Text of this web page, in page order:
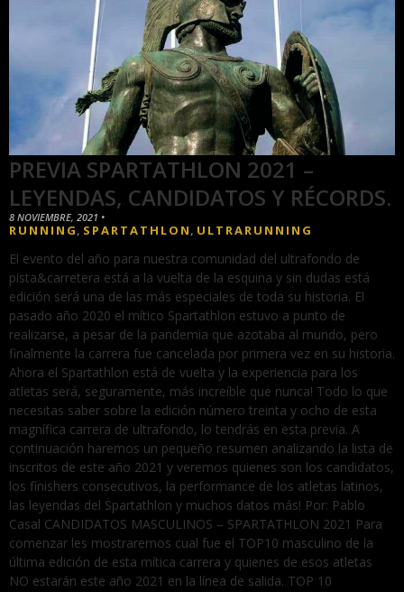
PREVIA SPARTATHLON 2021 –
LEYENDAS, CANDIDATOS Y RÉCORDS.
8 NOVIEMBRE, 2021 •
RUNNING , SPARTATHLON , ULTRARUNNING
El evento del año para nuestra comunidad del ultrafondo de
pista&carretera está a la vuelta de la esquina y sin dudas está
edición será una de las más especiales de toda su historia. El
pasado año 2020 el mítico Spartathlon estuvo a punto de
realizarse, a pesar de la pandemia que azotaba al mundo, pero
finalmente la carrera fue cancelada por primera vez en su historia.
Ahora el Spartathlon está de vuelta y la experiencia para los
atletas será, seguramente, más increíble que nunca! Todo lo que
necesitas saber sobre la edición número treinta y ocho de esta
magnífica carrera de ultrafondo, lo tendrás en esta previa. A
continuación haremos un pequeño resumen analizando la lista de
inscritos de este año 2021 y veremos quienes son los candidatos,
los finishers consecutivos, la performance de los atletas latinos,
las leyendas del Spartathlon y muchos datos más! Por: Pablo
Casal CANDIDATOS MASCULINOS – SPARTATHLON 2021 Para
comenzar les mostraremos cual fue el TOP10 masculino de la
última edición de esta mítica carrera y quienes de esos atletas
NO estarán este año 2021 en la línea de salida. TOP 10